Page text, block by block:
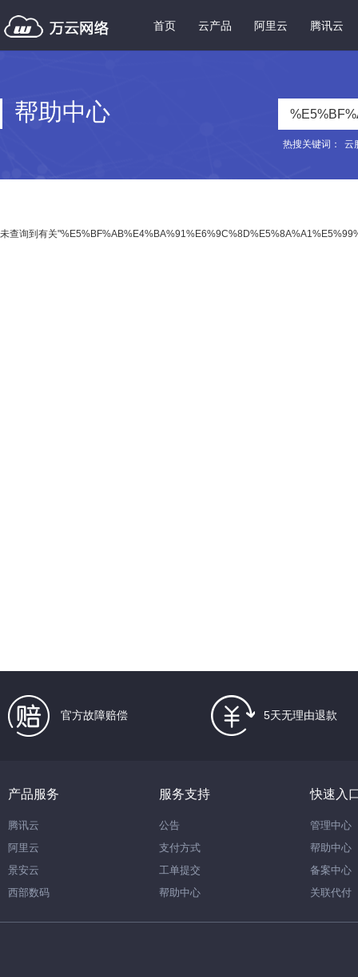
首页 云产品 阿里云 腾讯云
帮助中心
热搜关键词： 云
未查询到有关
官方故障赔偿 5天无理由退款
产品服务
腾讯云
阿里云
景安云
西部数码
服务支持
公告
支付方式
工单提交
帮助中心
快速入
管理中心
帮助中心
备案中心
关联代付